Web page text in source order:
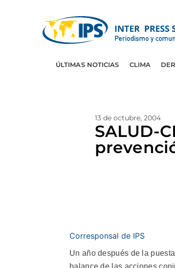
ÚLTIMAS NOTICIAS CLIMA
13 de octubre, 2004
SALUD-
Corresponsal de IPS
Un año después de la
balance de las acciones